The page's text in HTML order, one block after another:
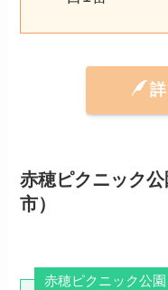
赤穂ピクニック
市）
赤穂ピクニック公